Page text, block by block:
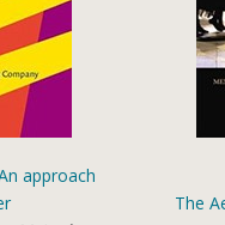
approach
The